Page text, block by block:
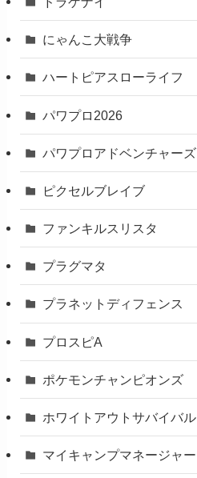
にゃんこ大戦争
ハートピアスローライフ
パワプロ2026
パワプロアドベンチャーズ
ピクセルブレイブ
ファンキルスリスタ
プラグマタ
プラネットディフェンス
プロスピA
ポケモンチャンピオンズ
ホワイトアウトサバイバル
マイキャンプマネージャー